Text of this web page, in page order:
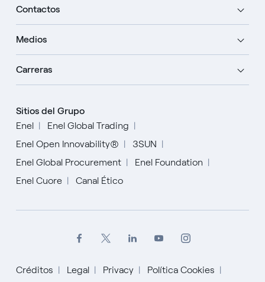
Contactos
Medios
Carreras
Sitios del Grupo
Enel
Enel Global Trading
Enel Open Innovability®
3SUN
Enel Global Procurement
Enel Foundation
Enel Cuore
Canal Ético
Créditos Legal Privacy Política Cookies